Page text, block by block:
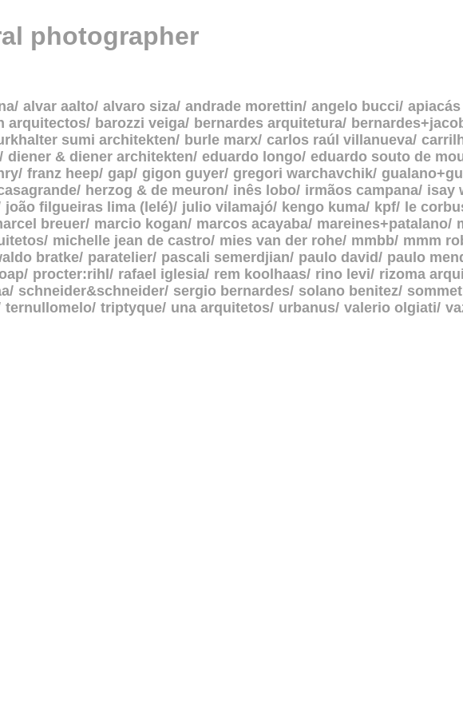
photographer
alvar aalto alvaro siza andrade morettin angelo bucci
arquitectos barozzi veiga bernardes arquitetura
sumi architekten burle marx carlos raúl villanueva
diener & diener architekten eduardo longo eduardo souto de
franz heep gap gigon guyer gregori warchavchik
herzog & de meuron inês lobo irmãos campana isay
joão filgueiras lima (lelé) julio vilamajó kengo kuma kpf le
breuer marcio kogan marcos acayaba mareines+patalano
michelle jean de castro mies van der rohe mmbb mmm
bratke paratelier pascali semerdjian paulo david paulo
procter:rihl rafael iglesia rem koolhaas rino levi rizoma
schneider&schneider sergio bernardes solano benitez
ternullomelo triptyque una arquitetos urbanus valerio olgiati